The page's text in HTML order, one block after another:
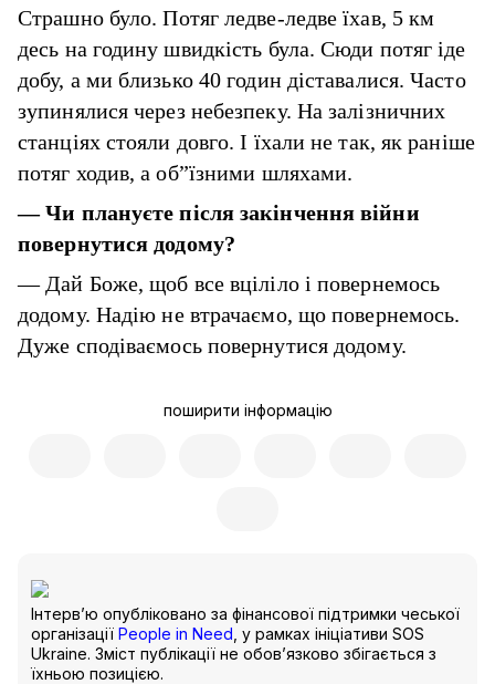
Страшно було. Потяг ледве-ледве їхав, 5 км
десь на годину швидкість була. Сюди потяг іде
добу, а ми близько 40 годин діставалися. Часто
зупинялися через небезпеку. На залізничних
станціях стояли довго. І їхали не так, як раніше
потяг ходив, а об”їзними шляхами.
— Чи плануєте після закінчення війни
повернутися додому?
— Дай Боже, щоб все вціліло і повернемось
додому. Надію не втрачаємо, що повернемось.
Дуже сподіваємось повернутися додому.
поширити інформацію
Інтерв’ю опубліковано за фінансової підтримки чеської
організації People in Need , у рамках ініціативи SOS
Ukraine. Зміст публікації не обов’язково збігається з
їхньою позицією.